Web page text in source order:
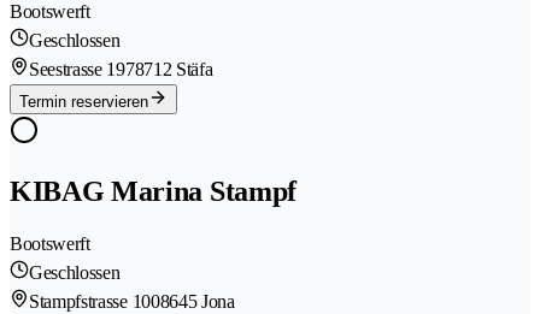
Bootswerft
Geschlossen
Seestrasse 1978712 Stäfa
Termin reservieren
KIBAG Marina Stampf
Bootswerft
Geschlossen
Stampfstrasse 1008645 Jona